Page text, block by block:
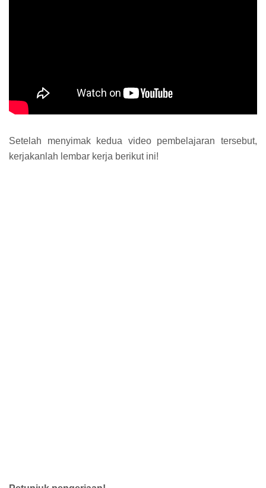
Setelah menyimak kedua video pembelajaran tersebut,
kerjakanlah lembar kerja berikut ini!